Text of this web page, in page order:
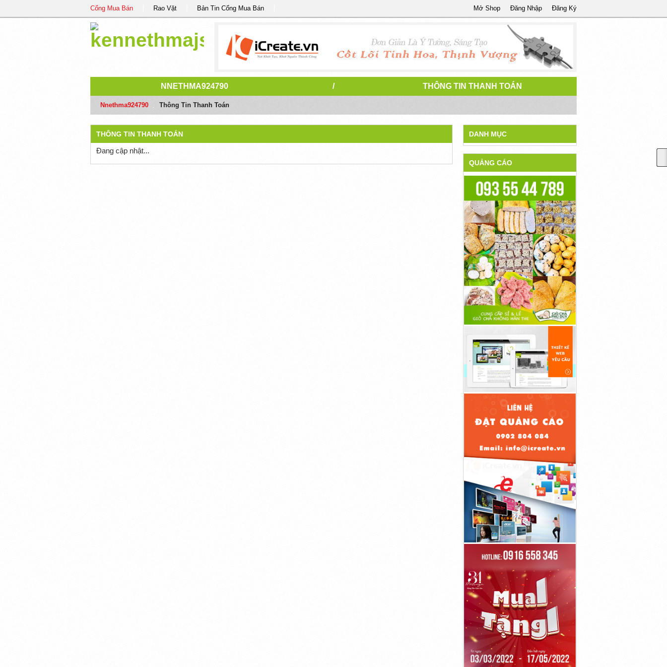
Cổng Mua Bán Rao Vặt Bản Tin Cổng Mua Bán Đăng Ký
Đăng Nhập
Mở Shop
NNETHMA924790 / THÔNG TIN THANH TOÁN
Nnethma924790 Thông Tin Thanh Toán
THÔNG TIN THANH TOÁN
Đang cập nhật...
DANH MỤC
QUẢNG CÁO